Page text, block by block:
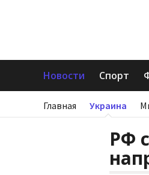
Новости Спорт
Главная Украина
РФ